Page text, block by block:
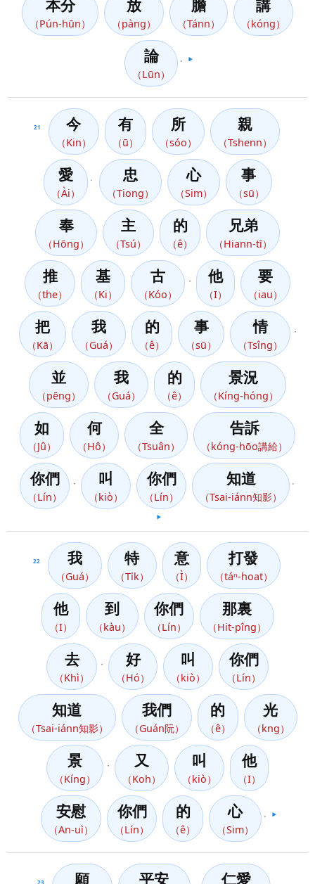
本分
（Pún-hūn）
放
（pàng）
膽
（Tánn）
講
（kóng）
論
（Lūn）
▶️
21 今
（Kin）
有
（ū）
所
（sóo）
親
（Tshenn）
愛
（Ài）
忠
（Tiong）
心
（Sim）
事
（sū）
奉
（Hōng）
主
（Tsú）
的
（ê）
兄弟
（Hiann-tī）
推
（the）
基
（Ki）
古
（Kóo）
他
（I）
要
（iau）
把
（Kā）
我
（Guá）
的
（ê）
事
（sū）
情
（Tsîng）
並
（pēng）
我
（Guá）
的
（ê）
景況
（Kíng-hóng）
如
（Jû）
何
（Hô）
全
（Tsuân）
告訴
（kóng-hōo講給）
你們
（Lín）
叫
（kiò）
你們
（Lín）
知道
（Tsai-iánn知影）
▶️
22 我
（Guá）
特
（Ti̍k）
意
（Ì）
打發
（táⁿ-hoat）
他
（I）
到
（kàu）
你們
（Lín）
那裏
（Hit-pîng）
去
（Khì）
好
（Hó）
叫
（kiò）
你們
（Lín）
知道
（Tsai-iánn知影）
我們
（Guán阮）
的
（ê）
光
（kng）
景
（Kíng）
又
（Koh）
叫
（kiò）
他
（I）
安慰
（An-uì）
你們
（Lín）
的
（ê）
心
（Sim）
▶️
23 願 平安 仁愛